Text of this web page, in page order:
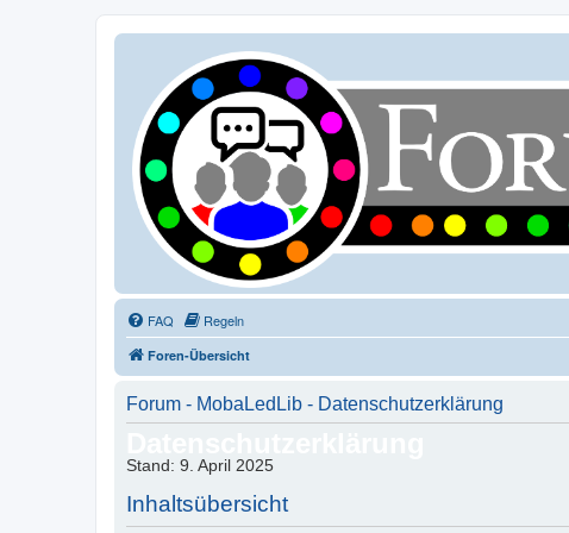
FAQ Regeln
Foren-Übersicht
Forum - MobaLedLib - Datenschutzerklärung
Stand: 9. April 2025
Inhaltsübersicht